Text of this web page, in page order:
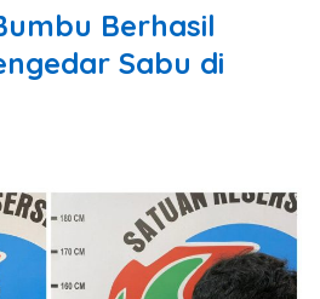
Berhasil
Sabu di